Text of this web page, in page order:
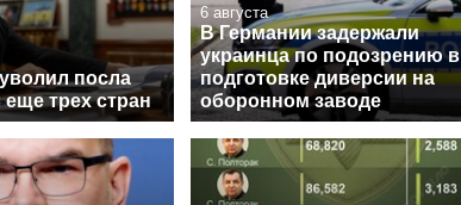
посла
трех стран
6 августа
В Германии задержали
украинца по подозрению в
подготовке диверсии на
оборонном заводе